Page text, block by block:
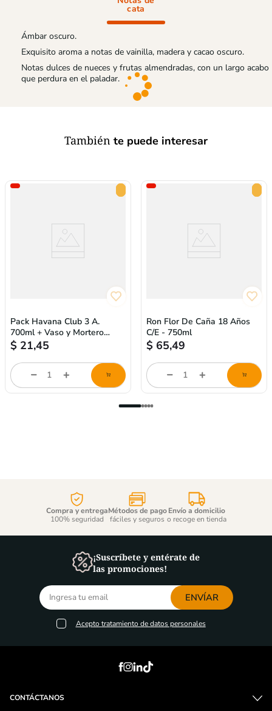
cata
Ámbar oscuro.
Exquisito aroma a notas de vainilla, madera y cacao oscuro.
Notas dulces de nueces y frutas almendradas, con un largo acabo
que perdura en el paladar.
También te puede interesar
Pack Havana Club 3 A.
700ml + Vaso y Mortero
Para Mojito
$ 21,45
Cantidad
producto
Ron Flor De Caña 18 Años
C/E - 750ml
$ 65,49
Cantidad
producto
Compra y entrega
100% seguridad
Métodos de pago
fáciles y seguros
Envío a domicilio
o recoge en tienda
¡Suscríbete y entérate de
las promociones!
ENVÍAR
Acepto tratamiento de datos personales
CONTÁCTANOS